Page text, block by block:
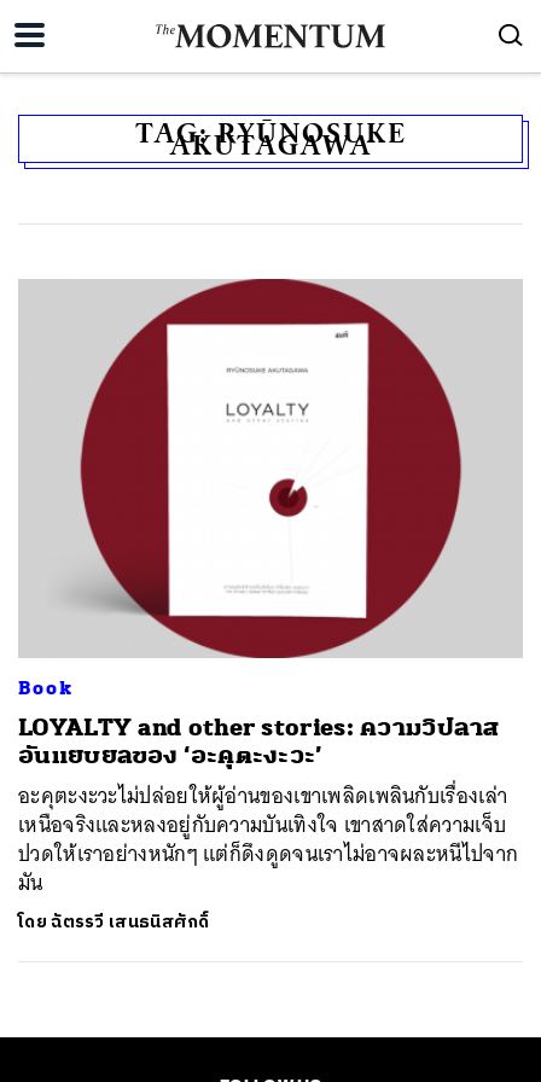
TAG:RYŪNOSUKE
AKUTAGAWA
Book
LOYALTY and other stories: ความวิปลาส
อันแยบยลของ ‘อะคุตะงะวะ’
อะคุตะงะวะไม่ปล่อยให้ผู้อ่านของเขาเพลิดเพลินกับเรื่องเล่า
เหนือจริงและหลงอยู่กับความบันเทิงใจ เขาสาดใส่ความเจ็บ
ปวดให้เราอย่างหนักๆ แต่ก็ดึงดูดจนเราไม่อาจผละหนีไปจาก
มัน
โดยฉัตรรวี เสนธนิสศักดิ์
SHARE TWEET LINE EMAIL